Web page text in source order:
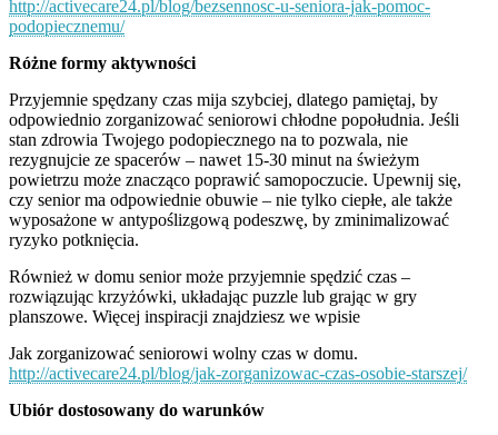
http://activecare24.pl/blog/bezsennosc-u-seniora-jak-pomoc-
podopiecznemu/
Różne formy aktywności
Przyjemnie spędzany czas mija szybciej, dlatego pamiętaj, by
odpowiednio zorganizować seniorowi chłodne popołudnia. Jeśli
stan zdrowia Twojego podopiecznego na to pozwala, nie
rezygnujcie ze spacerów – nawet 15-30 minut na świeżym
powietrzu może znacząco poprawić samopoczucie. Upewnij się,
czy senior ma odpowiednie obuwie – nie tylko ciepłe, ale także
wyposażone w antypoślizgową podeszwę, by zminimalizować
ryzyko potknięcia.
Również w domu senior może przyjemnie spędzić czas –
rozwiązując krzyżówki, układając puzzle lub grając w gry
planszowe. Więcej inspiracji znajdziesz we wpisie
Jak zorganizować seniorowi wolny czas w domu.
http://activecare24.pl/blog/jak-zorganizowac-czas-osobie-starszej/
Ubiór dostosowany do warunków